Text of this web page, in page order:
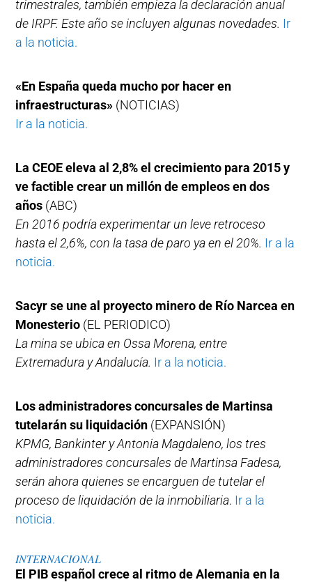
trimestrales, también empieza la declaración anual
de IRPF. Este año se incluyen algunas novedades. Ir
a la noticia.
«En España queda mucho por hacer en
infraestructuras» (NOTICIAS)
Ir a la noticia.
La CEOE eleva al 2,8% el crecimiento para 2015 y
ve factible crear un millón de empleos en dos
años (ABC)
En 2016 podría experimentar un leve retroceso
hasta el 2,6%, con la tasa de paro ya en el 20%. Ir a la
noticia.
Sacyr se une al proyecto minero de Río Narcea en
Monesterio (EL PERIODICO)
La mina se ubica en Ossa Morena, entre
Extremadura y Andalucía. Ir a la noticia.
Los administradores concursales de Martinsa
tutelarán su liquidación (EXPANSIÓN)
KPMG, Bankinter y Antonia Magdaleno, los tres
administradores concursales de Martinsa Fadesa,
serán ahora quienes se encarguen de tutelar el
proceso de liquidación de la inmobiliaria. Ir a la
noticia.
INTERNACIONAL
El PIB español crece al ritmo de Alemania en la